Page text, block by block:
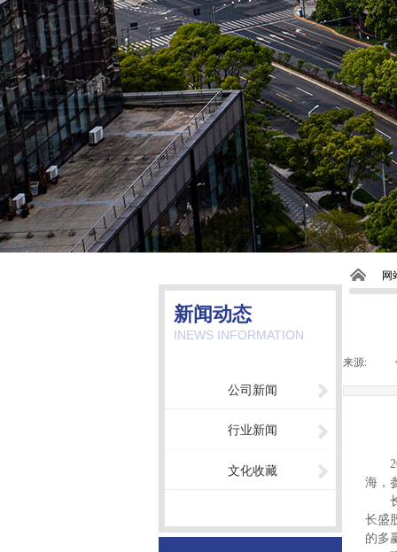
网
新闻动态
来源:
海，
长盛
的多
INEWS INFORMATION
公司新闻
行业新闻
文化收藏